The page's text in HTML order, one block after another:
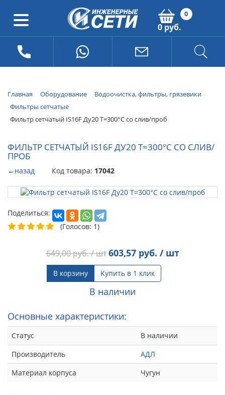
0
0 руб.
Главная Оборудование
Водоочистка, фильтры, грязевики
Фильтры сетчатые
Фильтр сетчатый IS16F Ду20 T=300°С со слив/проб
ФИЛЬТР СЕТЧАТЫЙ IS16F ДУ20 T=300°С СО СЛИВ/
ПРОБ
←назад Код товара: 17042
Поделиться:
(Голосов: 1)
649,00руб. / шт 603,57руб. / шт
В корзину Купить в 1 клик
В наличии
Основные характеристики:
Статус
В наличии
Производитель
АДЛ
Материал корпуса
Чугун